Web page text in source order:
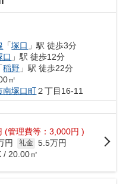
「塚口 」駅 徒歩3分
口 」駅 徒歩12分
「稲野 」駅 徒歩22分
㎡
南塚口町２丁目16-11
(管理費等：3,000円 )
円 礼金 5.5万円
/ 20.00㎡